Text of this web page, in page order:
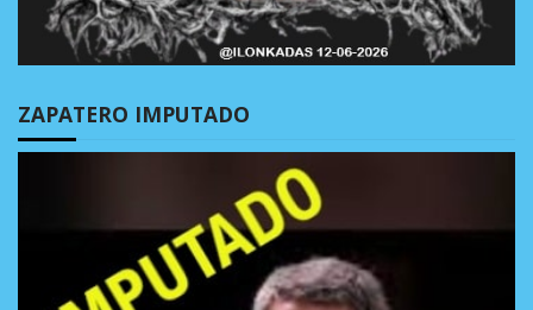
ZAPATERO IMPUTADO